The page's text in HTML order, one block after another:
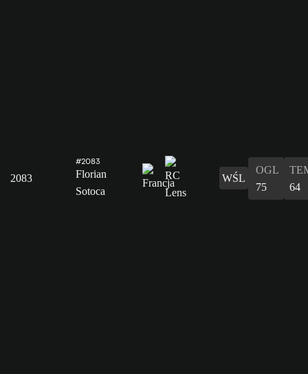
2083
#2083
Florian
Sotoca
WŚL
OGL
75
64